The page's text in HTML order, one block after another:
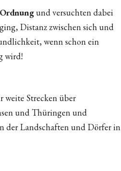
und versuchten dabei
Distanz zwischen sich und
wenn schon ein
wird!
weite Strecken über
und Thüringen und
der Landschaften und Dörfer in